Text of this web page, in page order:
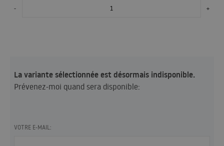
- +
La variante sélectionnée est désormais indisponible.
Prévenez-moi quand sera disponible:
VOTRE E-MAIL: